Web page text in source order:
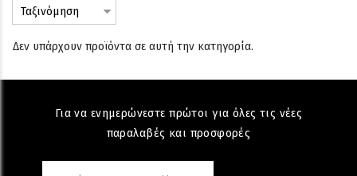
Δεν υπάρχουν προϊόντα σε αυτή την κατηγορία.
Για να ενημερώνεστε πρώτοι για όλες τις νέες
παραλαβές και προσφορές